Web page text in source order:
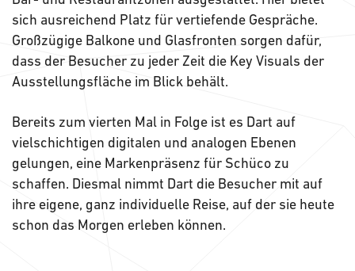
sich ausreichend Platz für vertiefende Gespräche.
Großzügige Balkone und Glasfronten sorgen dafür,
dass der Besucher zu jeder Zeit die Key Visuals der
Ausstellungsfläche im Blick behält.
Bereits zum vierten Mal in Folge ist es Dart auf
vielschichtigen digitalen und analogen Ebenen
gelungen, eine Markenpräsenz für Schüco zu
schaffen. Diesmal nimmt Dart die Besucher mit auf
ihre eigene, ganz individuelle Reise, auf der sie heute
schon das Morgen erleben können.